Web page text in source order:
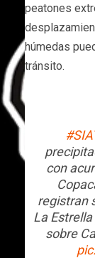
peatones
húmedas
tránsito.
con
registran
La
sobre